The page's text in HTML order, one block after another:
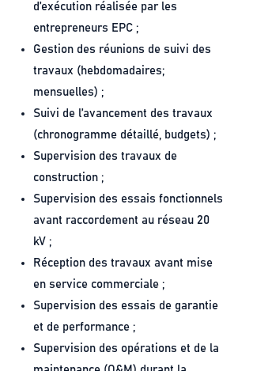
d’exécution réalisée par les
entrepreneurs EPC ;
Gestion des réunions de suivi des
travaux (hebdomadaires;
mensuelles) ;
Suivi de l’avancement des travaux
(chronogramme détaillé, budgets) ;
Supervision des travaux de
construction ;
Supervision des essais fonctionnels
avant raccordement au réseau 20
kV ;
Réception des travaux avant mise
en service commerciale ;
Supervision des essais de garantie
et de performance ;
Supervision des opérations et de la